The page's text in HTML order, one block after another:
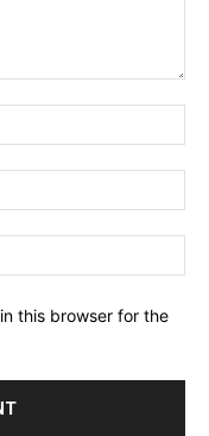
this browser for the